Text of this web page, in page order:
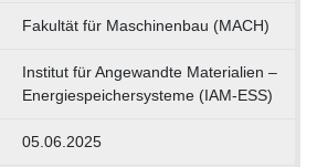
Fakultät für Maschinenbau (MACH)
Institut für Angewandte Materialien –
Energiespeichersysteme (IAM-ESS)
05.06.2025